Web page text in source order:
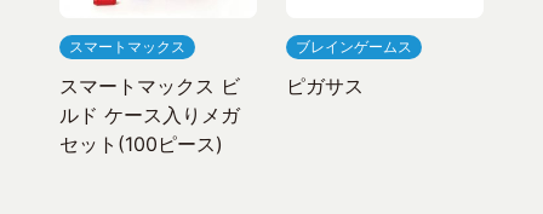
スマートマックス
スマートマックス ビ
ルド ケース入りメガ
セット(100ピース)
ブレインゲームス
ピガサス